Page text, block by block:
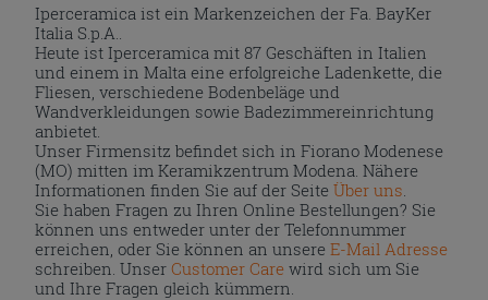
Iperceramica ist ein Markenzeichen der Fa. BayKer
Italia S.p.A..
Heute ist Iperceramica mit 87 Geschäften in Italien
und einem in Malta eine erfolgreiche Ladenkette, die
Fliesen, verschiedene Bodenbeläge und
Wandverkleidungen sowie Badezimmereinrichtung
anbietet.
Unser Firmensitz befindet sich in Fiorano Modenese
(MO) mitten im Keramikzentrum Modena. Nähere
Informationen finden Sie auf der Seite Über uns
Sie haben Fragen zu Ihren Online Bestellungen? Sie
können uns entweder unter der Telefonnummer
erreichen, oder Sie können an unsereE-Mail Adresse
schreiben. UnserCustomer Care wird sich um Sie
und Ihre Fragen gleich kümmern.